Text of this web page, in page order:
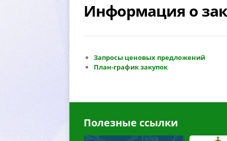
Информация о
Запросы ценовых предложений
План-график закупок
Полезные ссылки